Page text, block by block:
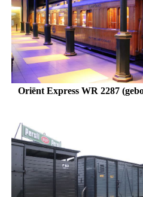
Oriënt Express WR 2287